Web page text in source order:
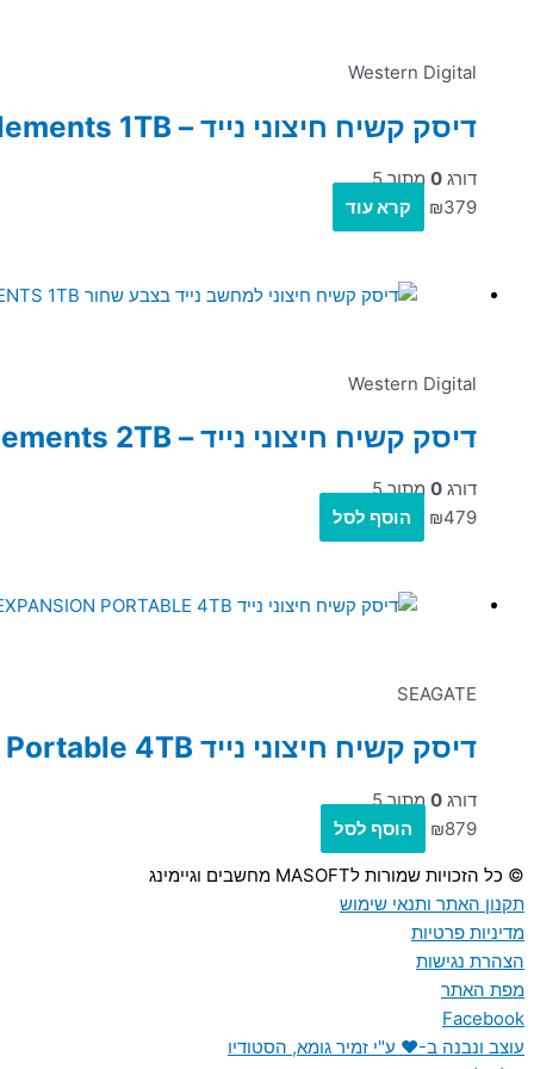
Western Digital
דיסק קשיח חיצוני נייד – Western Digital Elements 1TB – בצבע שחור
דורג 0 מתוך 5
₪379 קרא עוד
Western Digital
דיסק קשיח חיצוני נייד – Western Digital Elements 2TB – בצבע שחור
דורג 0 מתוך 5
₪479 הוסף לסל
SEAGATE
דיסק קשיח חיצוני נייד Seagate Expansion Portable 4TB בצבע שחור
דורג 0 מתוך 5
₪879 הוסף לסל
© כל הזכויות שמורות לMASOFT מחשבים וגיימינג
תקנון האתר ותנאי שימוש
מדיניות פרטיות
הצהרת נגישות
מפת האתר
Facebook
עוצב ונבנה ב-♥︎ ע"י זמיר גומא, הסטודיו